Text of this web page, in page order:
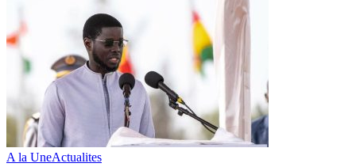
A la UneActualites